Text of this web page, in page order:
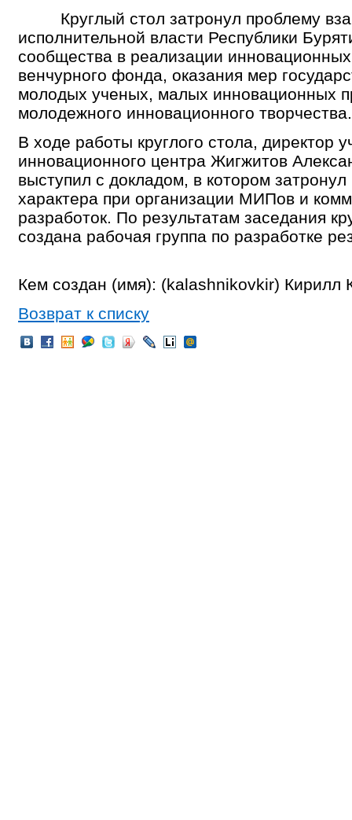
Круглый стол затронул проблему
исполнительной власти Республики
сообщества в реализации
венчурного фонда, оказания мер
молодых ученых, малых инновационных
молодежного инновационного творчества.
В ходе работы круглого стола, директор
инновационного центра Жигжитов
выступил с докладом, в котором
характера при организации МИПов и
разработок. По результатам заседания
создана рабочая группа по разработке
Кем создан (имя): (kalashnikovkir) Кирилл
Возврат к списку